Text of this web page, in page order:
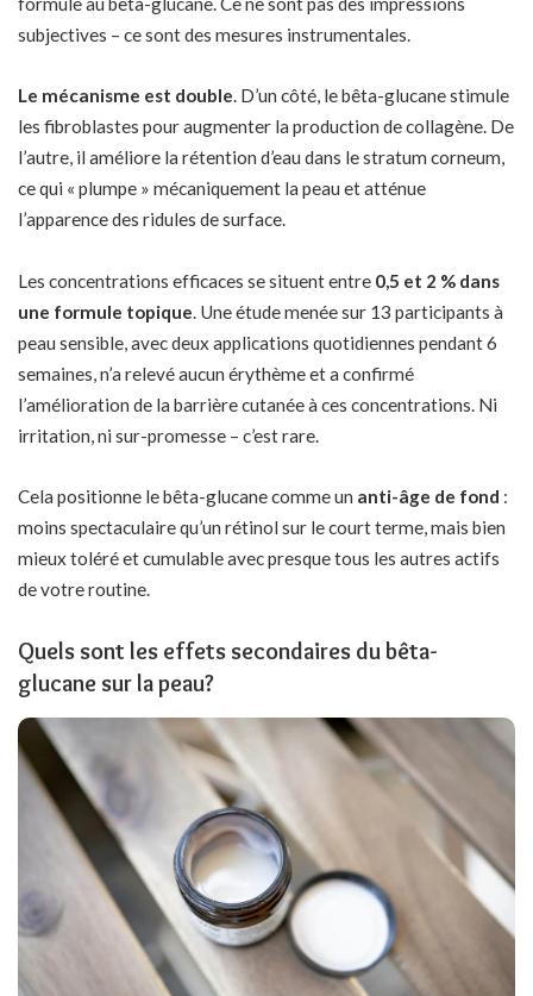
subjectives – ce sont des mesures instrumentales.
Le mécanisme est double. D’un côté, le bêta-glucane stimule
les fibroblastes pour augmenter la production de collagène. De
l’autre, il améliore la rétention d’eau dans le stratum corneum,
ce qui « plumpe » mécaniquement la peau et atténue
l’apparence des ridules de surface.
Les concentrations efficaces se situent entre 0,5 et 2 % dans
une formule topique. Une étude menée sur 13 participants à
peau sensible, avec deux applications quotidiennes pendant 6
semaines, n’a relevé aucun érythème et a confirmé
l’amélioration de la barrière cutanée à ces concentrations. Ni
irritation, ni sur-promesse – c’est rare.
Cela positionne le bêta-glucane comme un anti-âge de fond :
moins spectaculaire qu’un rétinol sur le court terme, mais bien
mieux toléré et cumulable avec presque tous les autres actifs
de votre routine.
Quels sont les effets secondaires du bêta-
glucane sur la peau?